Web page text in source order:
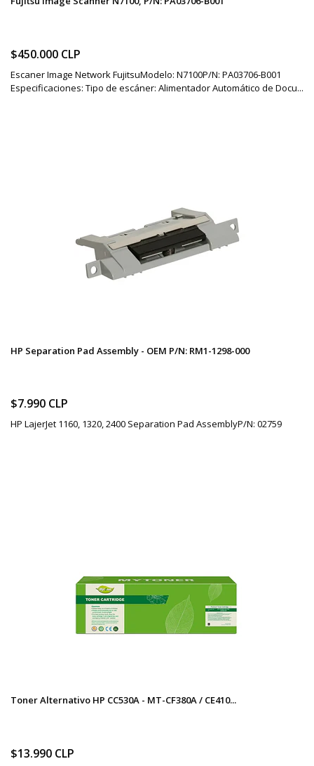
$450.000 CLP
Escaner Image Network FujitsuModelo: N7100P/N: PA03706-B001
Especificaciones: Tipo de escáner: Alimentador Automático de Docu...
HP Separation Pad Assembly - OEM P/N: RM1-1298-000
$7.990 CLP
HP LajerJet 1160, 1320, 2400 Separation Pad AssemblyP/N: 02759
Toner Alternativo HP CC530A - MT-CF380A / CE410...
$13.990 CLP